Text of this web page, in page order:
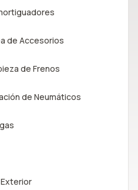
de Accesorios
de Frenos
de Neumáticos